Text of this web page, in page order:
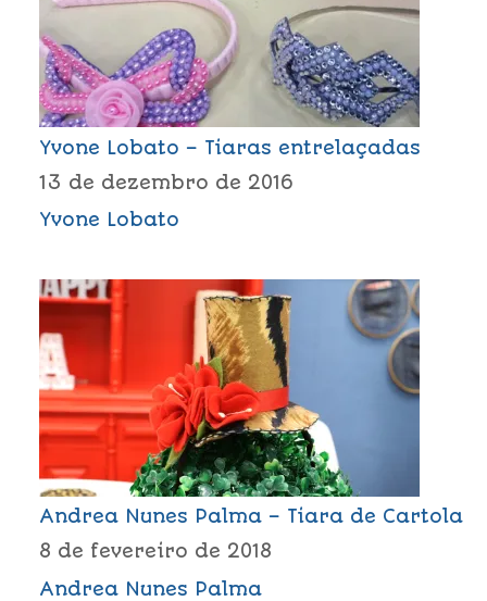
Yvone Lobato – Tiaras entrelaçadas
13 de dezembro de 2016
Yvone Lobato
Andrea Nunes Palma – Tiara de Cartola
8 de fevereiro de 2018
Andrea Nunes Palma